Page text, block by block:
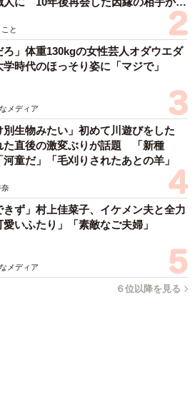
左ひじ交互に見て♪」お笑いコンビ元
髪型激変 命を救う資格を取得「ええ
ごすぎます！」→本名も明らかに
けたい…「お盆玉」って知ってる？